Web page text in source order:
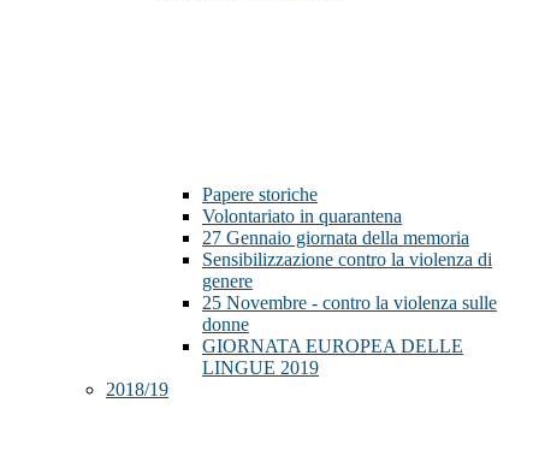
Papere storiche
Volontariato in quarantena
27 Gennaio giornata della memoria
Sensibilizzazione contro la violenza di
genere
25 Novembre - contro la violenza sulle
donne
GIORNATA EUROPEA DELLE
LINGUE 2019
2018/19